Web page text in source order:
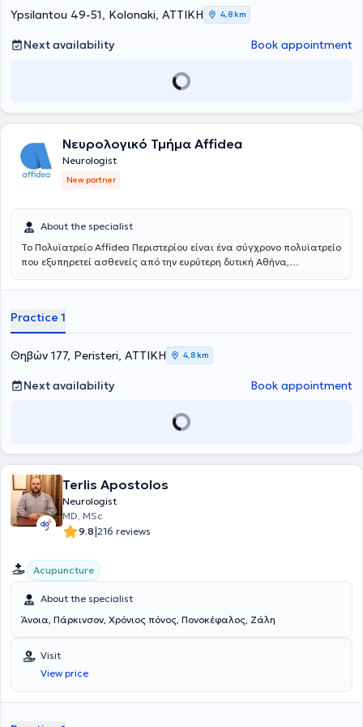
including headaches - dizziness, vertigo, cerebrovascular accidents,
Ypsilantou 49-51, Kolonaki, ΑΤΤΙΚΗ 4,8 km
Next availability Book appointment
Νευρολογικό Τμήμα Affidea
Neurologist
New partner
About the specialist
Το Πολυϊατρείο Affidea Περιστερίου είναι ένα σύγχρονο πολυϊατρείο
που εξυπηρετεί ασθενείς από την ευρύτερη δυτική Αθήνα,
φροντίδα υγείας κάτω από μία οροφή. Με εξειδικευμένους ιατρούς
ολόκληρης της οικογένειας - από προληπτικούς ελέγχους έως
εξειδικευμένη διάγνωση και παρακολούθηση.
Practice 1
Θηβών 177, Peristeri, ΑΤΤΙΚΗ 4,8 km
Next availability Book appointment
Terlis Apostolos
Neurologist
MD, MSc
9.8|216 reviews
Acupuncture
About the specialist
Άνοια, Πάρκινσον, Χρόνιος πόνος, Πονοκέφαλος, Ζάλη
Visit
View price